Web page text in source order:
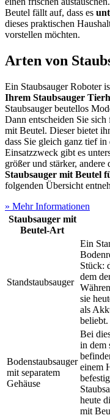
Beutel fällt auf, dass es
dieses praktischen
vorstellen möchten.
Arten von
Ein Staubsauger Roboter
Ihrem Staubsauger
Staubsauger beutellos
Dann entscheiden Sie
mit Beutel. Dieser bietet
dass Sie gleich ganz tief in
Einsatzzweck gibt es
größer und stärker,
Staubsauger mit Beutel
folgenden Übersicht
» Mehr Informationen
Staubsauger mit
Beutel-Art
Standstaubsauger
Ein
Stück:
dem
sie
als
beliebt.
Bodenstaubsauger
mit separatem
Gehäuse
Bei
in dem
einem
heute
mit